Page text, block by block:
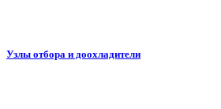
Узлы отбора и доохладители